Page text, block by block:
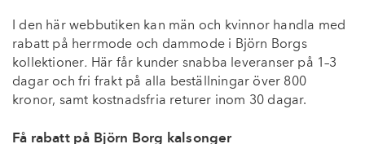
I den här webbutiken kan män och kvinnor handla med
rabatt på herrmode och dammode i Björn Borgs
kollektioner. Här får kunder snabba leveranser på 1–3
dagar och fri frakt på alla beställningar över 800
kronor, samt kostnadsfria returer inom 30 dagar.
Få rabatt på Björn Borg kalsonger